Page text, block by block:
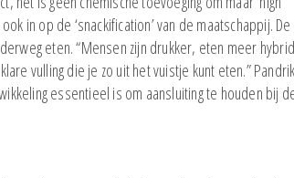
in op de ‘snackification’ van de maatschappij. De
eten. “Mensen zijn drukker, eten meer
vulling die je zo uit het vuistje kunt eten.”
essentieel is om aansluiting te houden bij